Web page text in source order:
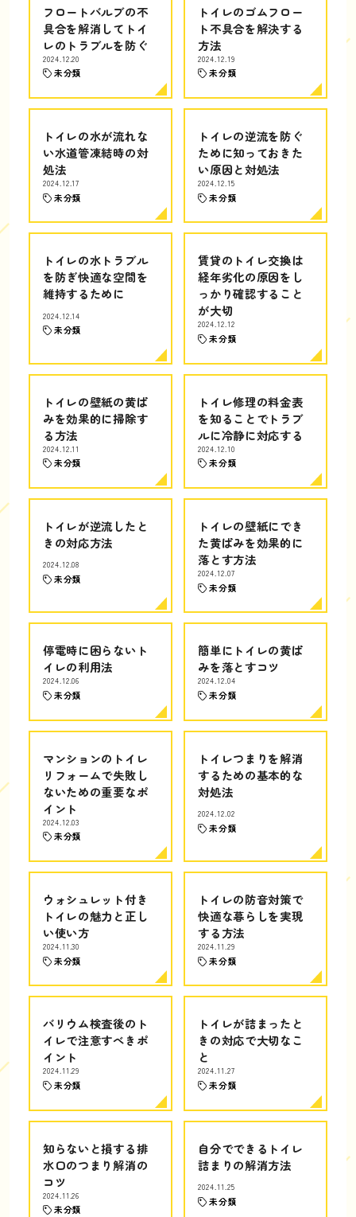
フロートバルブの不
具合を解消してトイ
レのトラブルを防ぐ
2024.12.20
未分類
トイレのゴムフロー
ト不具合を解決する
方法
2024.12.19
未分類
トイレの水が流れな
い水道管凍結時の対
処法
2024.12.17
未分類
トイレの逆流を防ぐ
ために知っておきた
い原因と対処法
2024.12.15
未分類
トイレの水トラブル
を防ぎ快適な空間を
維持するために
2024.12.14
未分類
賃貸のトイレ交換は
経年劣化の原因をし
っかり確認すること
が大切
2024.12.12
未分類
トイレの壁紙の黄ば
みを効果的に掃除す
る方法
2024.12.11
未分類
トイレ修理の料金表
を知ることでトラブ
ルに冷静に対応する
2024.12.10
未分類
トイレが逆流したと
きの対応方法
2024.12.08
未分類
トイレの壁紙にでき
た黄ばみを効果的に
落とす方法
2024.12.07
未分類
停電時に困らないト
イレの利用法
2024.12.06
未分類
簡単にトイレの黄ば
みを落とすコツ
2024.12.04
未分類
マンションのトイレ
リフォームで失敗し
ないための重要なポ
イント
2024.12.03
未分類
トイレつまりを解消
するための基本的な
対処法
2024.12.02
未分類
ウォシュレット付き
トイレの魅力と正し
い使い方
2024.11.30
未分類
トイレの防音対策で
快適な暮らしを実現
する方法
2024.11.29
未分類
バリウム検査後のト
イレで注意すべきポ
イント
2024.11.29
未分類
トイレが詰まったと
きの対応で大切なこ
と
2024.11.27
未分類
知らないと損する排
水口のつまり解消の
コツ
2024.11.26
未分類
自分でできるトイレ
詰まりの解消方法
2024.11.25
未分類